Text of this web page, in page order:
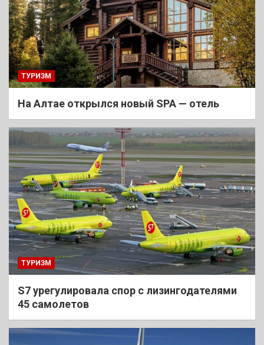
ТУРИЗМ
На Алтае открылся новый SPA — отель
ТУРИЗМ
S7 урегулировала спор с лизингодателями
45 самолетов